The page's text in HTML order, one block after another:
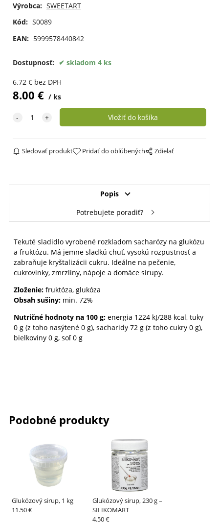
Výrobca: SWEETART
Kód: S0089
EAN: 5999578440842
Dostupnosť: skladom 4 ks
6.72 € bez DPH
8.00 € ks
Sledovať produkt Pridať do obľúbených Zdielať
Popis
Potrebujete poradiť?
Tekuté sladidlo vyrobené rozkladom sacharózy na glukózu
a fruktózu. Má jemne sladkú chuť, vysokú rozpustnosť a
zabraňuje kryštalizácii cukru. Ideálne na pečenie,
cukrovinky, zmrzliny, nápoje a domáce sirupy.
Zloženie:fruktóza, glukóza
Obsah sušiny:min. 72%
Nutričné hodnoty na 100 g:energia 1224 kJ/288 kcal, tuky
0 g (z toho nasýtené 0 g), sacharidy 72 g (z toho cukry 0 g),
bielkoviny 0 g, soľ 0 g
Podobné produkty
Glukózový sirup, 1 kg
11.50 €
Glukózový sirup, 230 g –
SILIKOMART
4.50 €